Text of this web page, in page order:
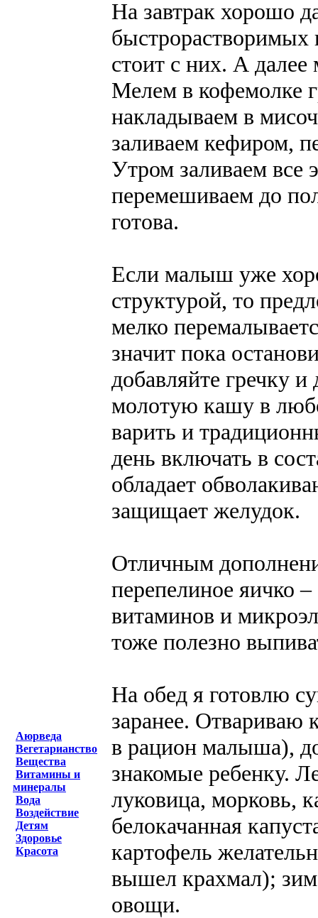
Аюрведа
Вегетарианство
Вещества
Витамины и
минералы
Вода
Воздействие
Детям
Здоровье
Красота
На завтрак хорошо
быстрорастворимых
стоит с них. А далее
Мелем в кофемолке
накладываем в
заливаем кефиром,
Утром заливаем все
перемешиваем до
готова.
Если малыш уже
структурой, то
мелко
значит пока
добавляйте гречку
молотую кашу в
варить и
день включать в
обладает
защищает желудок.
Отличным
перепелиное яичко
витаминов и
тоже полезно
На обед я готовлю
заранее. Отвариваю
в рацион малыша),
знакомые ребенку.
луковица, морковь,
белокачанная
картофель
вышел крахмал);
овощи.